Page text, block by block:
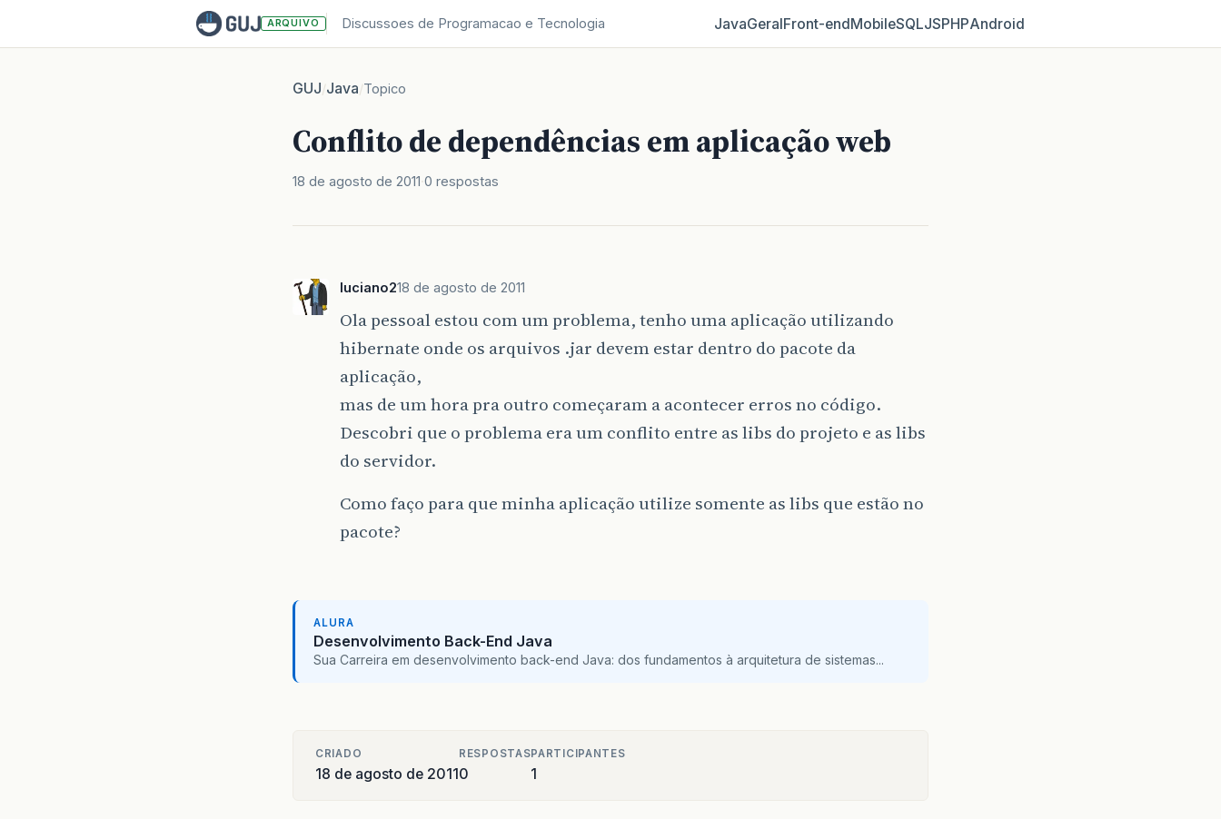
ARQUIVO Discussoes de Programacao e Tecnologia JavaGeralFront‑endMobileSQLJSPHPAndroid
GUJ/Java/Topico
Conflito de dependências em aplicação web
18 de agosto de 2011 0 respostas
luciano218 de agosto de 2011
Ola pessoal estou com um problema, tenho uma aplicação utilizando
hibernate onde os arquivos .jar devem estar dentro do pacote da
aplicação,
mas de um hora pra outro começaram a acontecer erros no código.
Descobri que o problema era um conflito entre as libs do projeto e as libs
do servidor.
Como faço para que minha aplicação utilize somente as libs que estão no
pacote?
ALURA
Desenvolvimento Back-End Java
Sua Carreira em desenvolvimento back-end Java: dos fundamentos à arquitetura de sistemas...
CRIADO
18 de agosto de 2011
RESPOSTAS
0
PARTICIPANTES
1